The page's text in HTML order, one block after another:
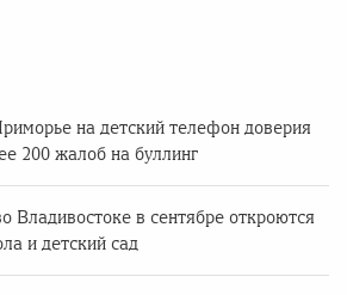
на детский телефон доверия
200 жалоб на буллинг
Владивостоке в сентябре откроются
и детский сад